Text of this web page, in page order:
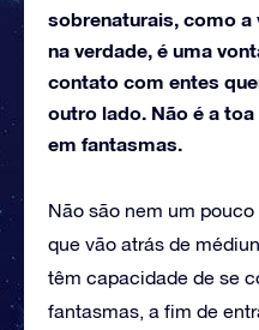
sobrenaturais, como a
na verdade, é uma
contato com entes
outro lado. Não é a
em fantasmas.
Não são nem um
que vão atrás de
têm capacidade de se
fantasmas, a fim de